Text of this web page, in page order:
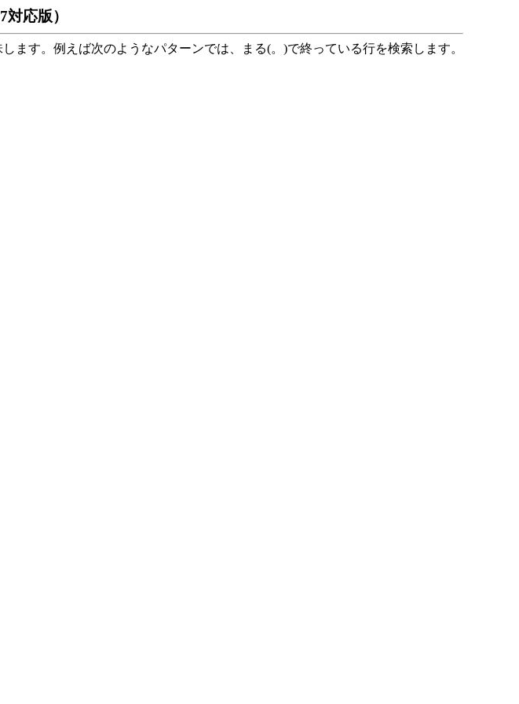
応版）
ます。例えば次のようなパターンでは、まる(。)で終っている行を検索します。